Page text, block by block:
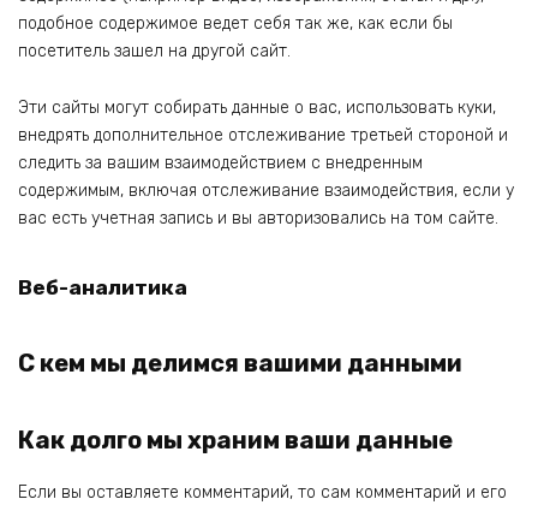
подобное содержимое ведет себя так же, как если бы
посетитель зашел на другой сайт.
Эти сайты могут собирать данные о вас, использовать куки,
внедрять дополнительное отслеживание третьей стороной и
следить за вашим взаимодействием с внедренным
содержимым, включая отслеживание взаимодействия, если у
вас есть учетная запись и вы авторизовались на том сайте.
Веб-аналитика
С кем мы делимся вашими данными
Как долго мы храним ваши данные
Если вы оставляете комментарий, то сам комментарий и его